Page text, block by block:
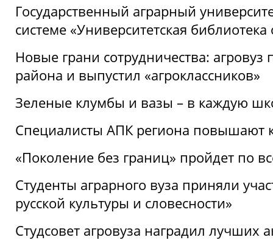
Государственный аграрный
системе «Университетская
Новые грани сотрудничества:
района и выпустил «агроклассников»
Зеленые клумбы и вазы – в каждую
Специалисты АПК региона повышают
«Поколение без границ» пройдет по
Студенты аграрного вуза приняли
русской культуры и словесности»
Студсовет агровуза наградил лучших